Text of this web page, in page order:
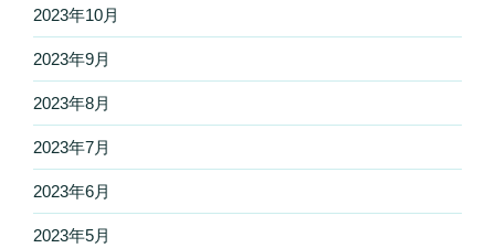
2023年10月
2023年9月
2023年8月
2023年7月
2023年6月
2023年5月